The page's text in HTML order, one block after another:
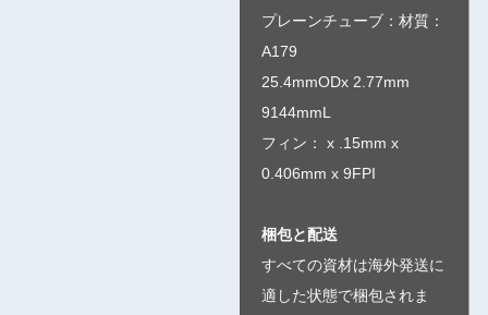
プレーンチューブ：材質：
A179
25.4mmODx 2.77mm
9144mmL
フィン： x .15mm x
0.406mm x 9FPI
梱包と配送
すべての資材は海外発送に
適した状態で梱包されま